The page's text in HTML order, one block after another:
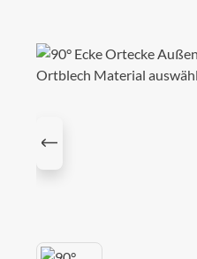
Bildergalerie überspringen